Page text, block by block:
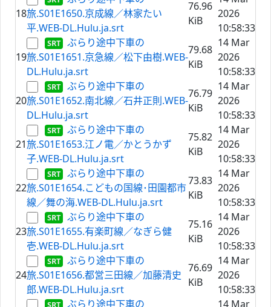
18旅.S01E1650.京成線／林家たい
平.WEB-DL.Hulu.ja.srt
76.96
KiB
2026
10:58:33
19
ぶらり途中下車の
旅.S01E1651.京急線／松下由樹.WEB-
DL.Hulu.ja.srt
79.68
KiB
14 Mar
2026
10:58:33
20
ぶらり途中下車の
旅.S01E1652.南北線／石井正則.WEB-
DL.Hulu.ja.srt
76.79
KiB
14 Mar
2026
10:58:33
21
ぶらり途中下車の
旅.S01E1653.江ノ電／かとうかず
子.WEB-DL.Hulu.ja.srt
75.82
KiB
14 Mar
2026
10:58:33
22
ぶらり途中下車の
旅.S01E1654.こどもの国線･田園都市
線／舞の海.WEB-DL.Hulu.ja.srt
73.83
KiB
14 Mar
2026
10:58:33
23
ぶらり途中下車の
旅.S01E1655.有楽町線／なぎら健
壱.WEB-DL.Hulu.ja.srt
75.16
KiB
14 Mar
2026
10:58:33
24
ぶらり途中下車の
旅.S01E1656.都営三田線／加藤清史
郎.WEB-DL.Hulu.ja.srt
76.69
KiB
14 Mar
2026
10:58:33
ぶらり途中下車の
14 Mar